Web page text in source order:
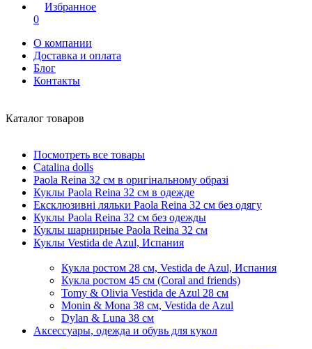
Избранное
0
О компании
Доставка и оплата
Блог
Контакты
Каталог товаров
Посмотреть все товары
Catalina dolls
Paola Reina 32 см в оригінальному образі
Куклы Paola Reina 32 см в одежде
Ексклюзивні ляльки Paola Reina 32 см без одягу
Куклы Paola Reina 32 см без одежды
Куклы шарнирные Paola Reina 32 см
Куклы Vestida de Azul, Испания
Кукла ростом 28 см, Vestida de Azul, Испания
Кукла ростом 45 см (Coral and friends)
Tomy & Olivia Vestida de Azul 28 см
Monin & Mona 38 см, Vestida de Azul
Dylan & Luna 38 см
Аксессуары, одежда и обувь для кукол